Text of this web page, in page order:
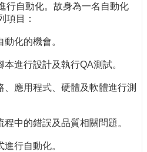
行自動化。故身為一名自動化
項目：
化的機會。
進行設計及執行QA測試。
應用程式、硬體及軟體進行測
中的錯誤及品質相關問題。
行自動化。